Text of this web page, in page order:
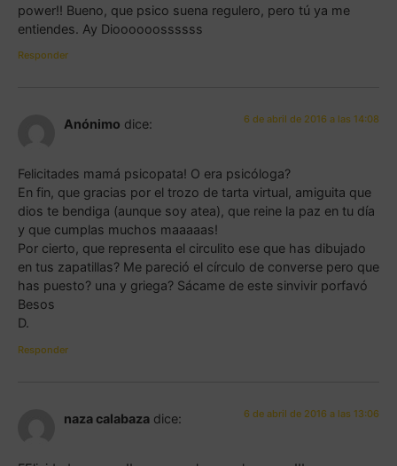
power!! Bueno, que psico suena regulero, pero tú ya me
entiendes. Ay Dioooooossssss
Responder
Anónimo dice: 6 de abril de 2016 a las 14:08
Felicitades mamá psicopata! O era psicóloga?
En fin, que gracias por el trozo de tarta virtual, amiguita que
dios te bendiga (aunque soy atea), que reine la paz en tu día
y que cumplas muchos maaaaas!
Por cierto, que representa el circulito ese que has dibujado
en tus zapatillas? Me pareció el círculo de converse pero que
has puesto? una y griega? Sácame de este sinvivir porfavó
Besos
D.
Responder
naza calabaza dice: 6 de abril de 2016 a las 13:06